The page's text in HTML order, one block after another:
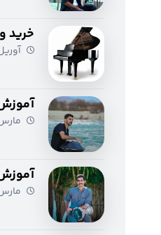
خرید
آوریل ۸,
مارس ۱۵,
مارس ۱۰,